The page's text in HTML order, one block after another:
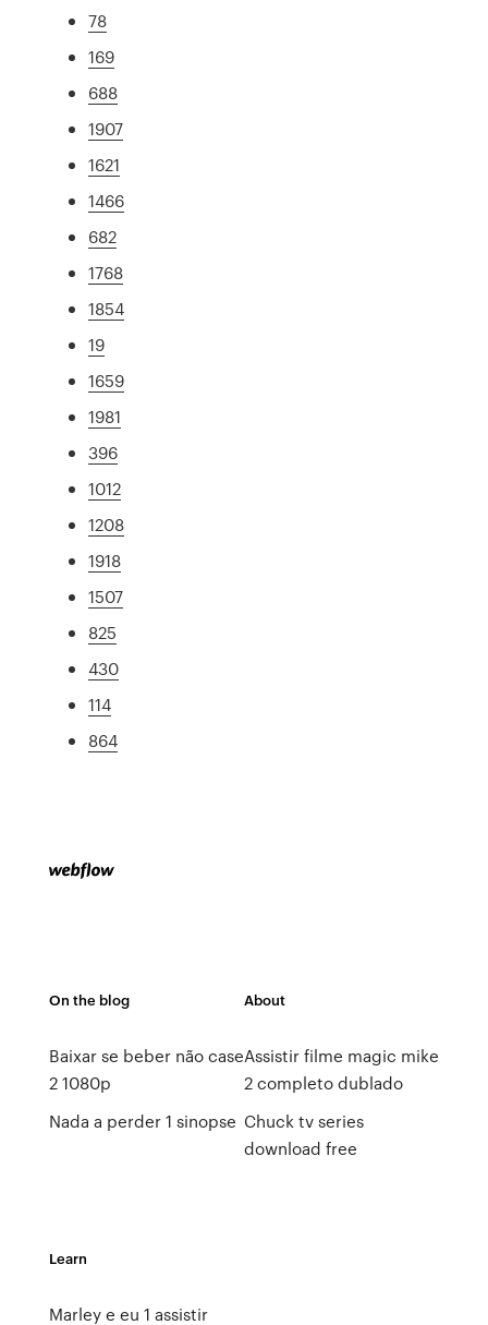
78
169
688
1907
1621
1466
682
1768
1854
19
1659
1981
396
1012
1208
1918
1507
825
430
114
864
On the blog
Baixar se beber não case
2 1080p
Nada a perder 1 sinopse
About
Assistir filme magic mike
2 completo dublado
Chuck tv series
download free
Learn
Marley e eu 1 assistir